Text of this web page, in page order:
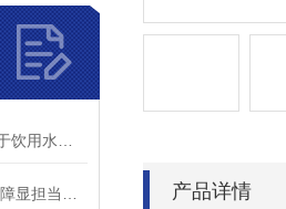
产品详情